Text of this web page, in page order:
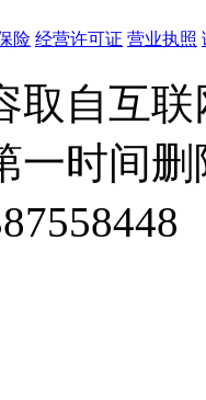
险 经营许可证 营业执照
取自互
一时间